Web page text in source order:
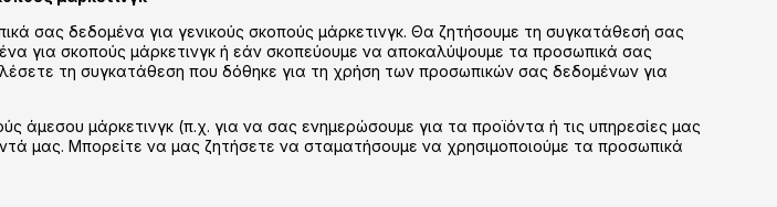
σας δεδομένα για γενικούς σκοπούς μάρκετινγκ. Θα ζητήσουμε τη συγκατάθεσή σας
για σκοπούς μάρκετινγκ ή εάν σκοπεύουμε να αποκαλύψουμε τα προσωπικά σας
τη συγκατάθεση που δόθηκε για τη χρήση των προσωπικών σας δεδομένων για
άμεσου μάρκετινγκ (π.χ. για να σας ενημερώσουμε για τα προϊόντα ή τις υπηρεσίες μας
μας. Μπορείτε να μας ζητήσετε να σταματήσουμε να χρησιμοποιούμε τα προσωπικά